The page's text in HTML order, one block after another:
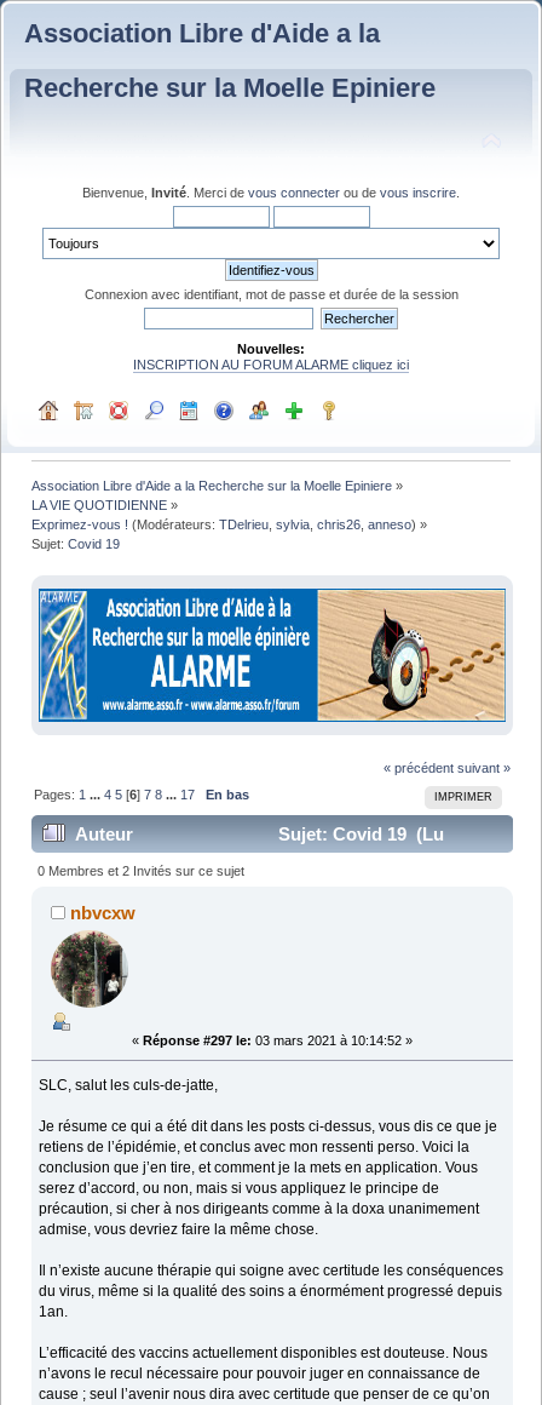
Association Libre d'Aide a la
Recherche sur la Moelle Epiniere
Bienvenue, Invité . Merci de vous connecter ou de vous inscrire
Connexion avec identifiant, mot de passe et durée de la session
Nouvelles:
INSCRIPTION AU FORUM ALARME cliquez ici
Association Libre d'Aide a la Recherche sur la Moelle Epiniere »
LA VIE QUOTIDIENNE »
Exprimez-vous ! (Modérateurs:TDelrieu ,sylvia ,chris26 ,anneso) »
Sujet:Covid 19
« précédent suivant »
IMPRIMER
Pages: 1 ...4 5 [6]7 8 ... 17 En bas
Auteur
Sujet: Covid 19 (Lu
245175 fois)
0 Membres et 2 Invités sur ce sujet
nbvcxw
« Réponse #297 le: 03 mars 2021 à 10:14:52 »
SLC, salut les culs-de-jatte,
Je résume ce qui a été dit dans les posts ci-dessus, vous dis ce que je
retiens de l’épidémie, et conclus avec mon ressenti perso. Voici la
conclusion que j’en tire, et comment je la mets en application. Vous
serez d’accord, ou non, mais si vous appliquez le principe de
précaution, si cher à nos dirigeants comme à la doxa unanimement
admise, vous devriez faire la même chose.
Il n’existe aucune thérapie qui soigne avec certitude les conséquences
du virus, même si la qualité des soins a énormément progressé depuis
1an.
L’efficacité des vaccins actuellement disponibles est douteuse. Nous
n’avons le recul nécessaire pour pouvoir juger en connaissance de
cause ; seul l’avenir nous dira avec certitude que penser de ce qu’on